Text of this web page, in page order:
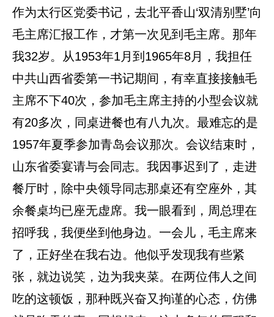
作为太行区党委书记，去北平香山‘双清别墅’向
毛主席汇报工作，才第一次见到毛主席。那年
我32岁。从1953年1月到1965年8月，我担任
中共山西省委第一书记期间，有幸直接接触毛
主席不下40次，参加毛主席主持的小型会议就
有20多次，同桌进餐也有八九次。最难忘的是
1957年夏季参加青岛会议那次。会议结束时，
山东省委宴请与会同志。我因事迟到了，走进
餐厅时，除中央领导同志那桌还有空座外，其
余餐桌均已座无虚席。我一眼看到，周总理在
招呼我，我便坐到他身边。一会儿，毛主席来
了，正好坐在我右边。他似乎发现我有些紧
张，就边说笑，边为我夹菜。在两位伟人之间
吃的这顿饭，那种既兴奋又拘谨的心态，仿佛